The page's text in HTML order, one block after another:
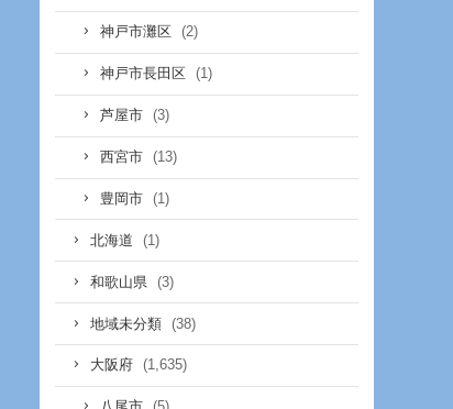
神戸市灘区 (2)
神戸市長田区 (1)
芦屋市 (3)
西宮市 (13)
豊岡市 (1)
北海道 (1)
和歌山県 (3)
地域未分類 (38)
大阪府 (1,635)